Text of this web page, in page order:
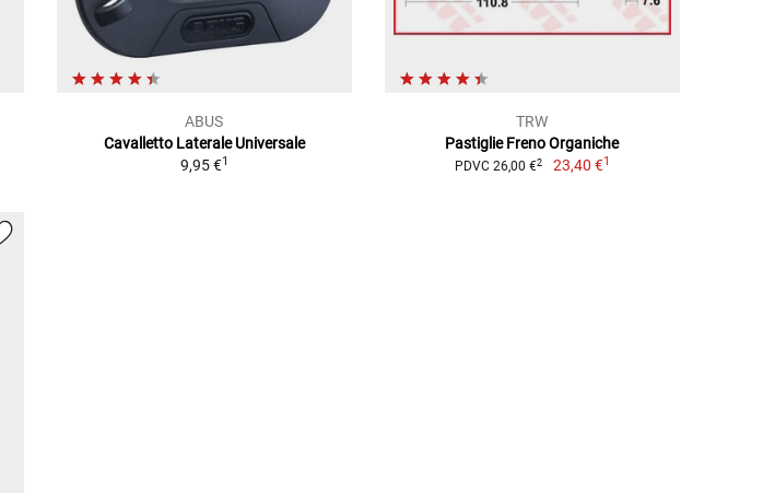
ABUS
Cavalletto Laterale Universale
9,95 €1
TRW
Pastiglie Freno Organiche
PDVC 26,00 €2 23,40 €1